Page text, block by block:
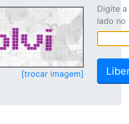
[trocar imagem]
Digite
lado no